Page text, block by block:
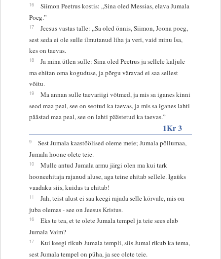
16
Siimon Peetrus kostis: „Sina oled Messias, elava Jumala
Poeg.”
17
Jeesus vastas talle: „Sa oled õnnis, Siimon, Joona poeg,
sest seda ei ole sulle ilmutanud liha ja veri, vaid minu Isa,
kes on taevas.
18
Ja mina ütlen sulle: Sina oled Peetrus ja sellele kaljule
ma ehitan oma koguduse, ja põrgu väravad ei saa sellest
võitu.
19
Ma annan sulle taevariigi võtmed, ja mis sa iganes kinni
seod maa peal, see on seotud ka taevas, ja mis sa iganes lahti
päästad maa peal, see on lahti päästetud ka taevas.”
1Kr 3
9
Sest Jumala kaastöölised oleme meie; Jumala põllumaa,
Jumala hoone olete teie.
10
Mulle antud Jumala armu järgi olen ma kui tark
hooneehitaja rajanud aluse, aga teine ehitab sellele. Igaüks
vaadaku siis, kuidas ta ehitab!
11
Jah, teist alust ei saa keegi rajada selle kõrvale, mis on
juba olemas - see on Jeesus Kristus.
16
Eks te tea, et te olete Jumala tempel ja teie sees elab
Jumala Vaim?
17
Kui keegi rikub Jumala templi, siis Jumal rikub ka tema,
sest Jumala tempel on püha, ja see olete teie.